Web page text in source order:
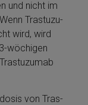
und nicht im
Tras­tu­zu­
wird, wird
wöchigen
von Tras­